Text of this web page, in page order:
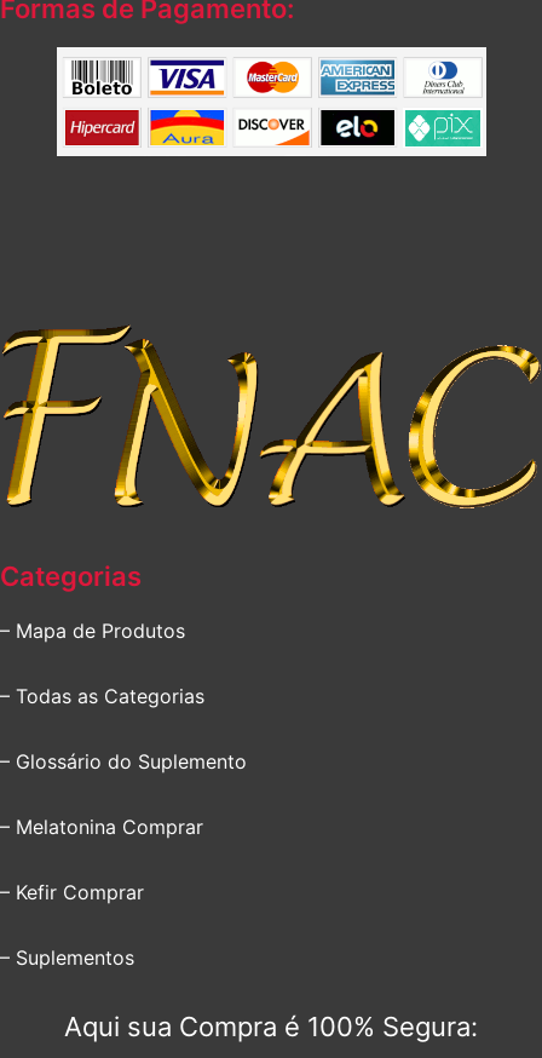
Formas de Pagamento:
Categorias
– Mapa de Produtos
– Todas as Categorias
– Glossário do Suplemento
– Melatonina Comprar
– Kefir Comprar
– Suplementos
Aqui sua Compra é 100% Segura: